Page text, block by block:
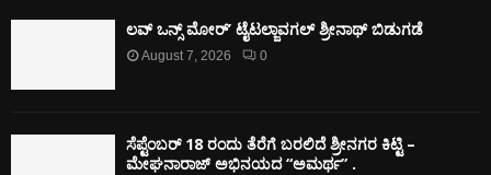
ಲವ್ ಒನ್ಸ್ ಮೋರ್’ ಟೈಟಲ್ಜಾವಗಲ್ ಶ್ರೀನಾಥ್ ಬಿಡುಗಡೆ
August 7, 2026 0
ಸೆಪ್ಟೆಂಬರ್ 18 ರಂದು ತೆರೆಗೆ ಬರಲಿದೆ ಶ್ರೀನಗರ ಕಿಟ್ಟಿ –
ಮೇಘನಾರಾಜ್ ಅಭಿನಯದ “ಅಮರ್ಥ” .